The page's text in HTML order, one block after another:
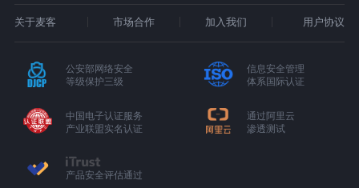
关于麦客 市场合作 加入我们 用户协议
公安部网络安全
等级保护三级
信息安全管理
体系国际认证
中国电子认证服务
产业联盟实名认证
通过阿里云
渗透测试
产品安全评估通过